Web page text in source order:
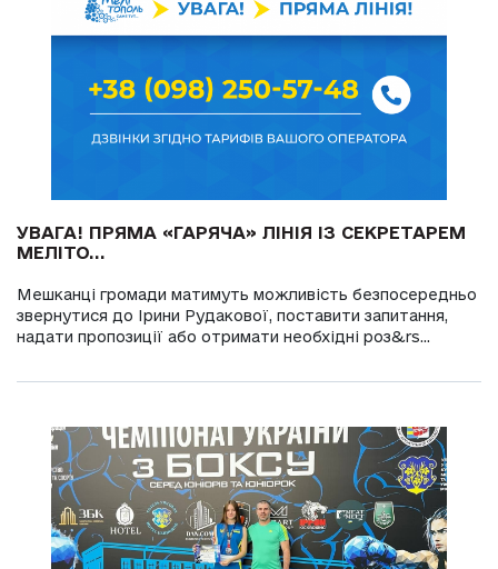
УВАГА! ПРЯМА «ГАРЯЧА» ЛІНІЯ ІЗ СЕКРЕТАРЕМ
МЕЛІТО...
Мешканці громади матимуть можливість безпосередньо
звернутися до Ірини Рудакової, поставити запитання,
надати пропозиції або отримати необхідні роз&rs...